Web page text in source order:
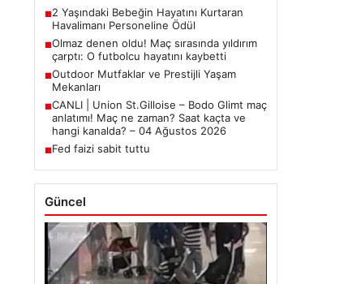
■2 Yaşındaki Bebeğin Hayatını Kurtaran
Havalimanı Personeline Ödül
■Olmaz denen oldu! Maç sırasında yıldırım
çarptı: O futbolcu hayatını kaybetti
■Outdoor Mutfaklar ve Prestijli Yaşam
Mekanları
■CANLI | Union St.Gilloise – Bodo Glimt maç
anlatımı! Maç ne zaman? Saat kaçta ve
hangi kanalda? – 04 Ağustos 2026
■Fed faizi sabit tuttu
Güncel